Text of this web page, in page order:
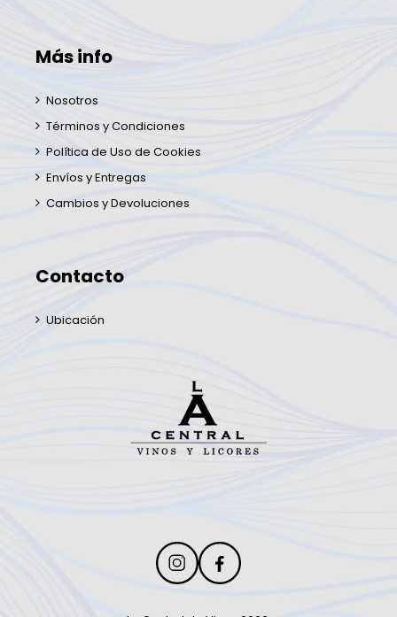
Más info
Nosotros
Términos y Condiciones
Política de Uso de Cookies
Envíos y Entregas
Cambios y Devoluciones
Contacto
Ubicación